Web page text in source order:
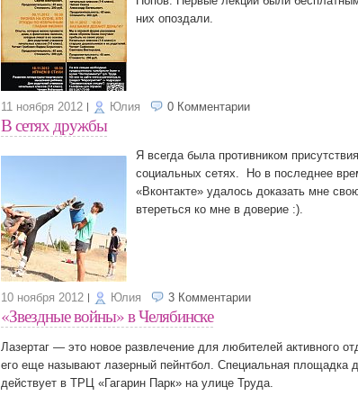
них опоздали.
11 ноября 2012 Юлия 0 Комментарии
В сетях дружбы
Я всегда была противником
социальных сетях. Но в последнее
«Вконтакте» удалось доказать мне
втереться ко мне в доверие :).
10 ноября 2012 Юлия 3 Комментарии
«Звездные войны» в Челябинске
Лазертаг ― это новое развлечение для любителей активного
его еще называют лазерный пейнтбол. Специальная площадка
действует в ТРЦ «Гагарин Парк» на улице Труда.